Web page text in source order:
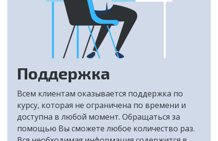
Поддержка
Всем клиентам оказывается поддержка по
курсу, которая не ограничена по времени и
доступна в любой момент. Обращаться за
помощью Вы сможете любое количество раз.